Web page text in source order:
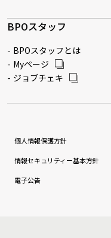
BPOスタッフ
BPOスタッフとは
Myページ
ジョブチェキ
個人情報保護方針
情報セキュリティー基本方針
電子公告